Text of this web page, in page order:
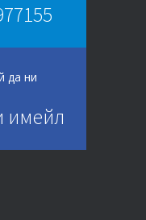
да ни
имейл